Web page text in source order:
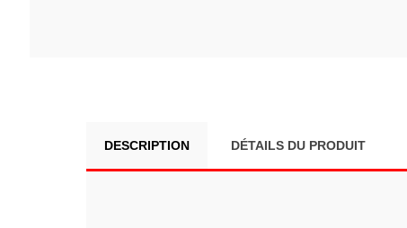
DESCRIPTION DÉTAILS DU PRODUIT